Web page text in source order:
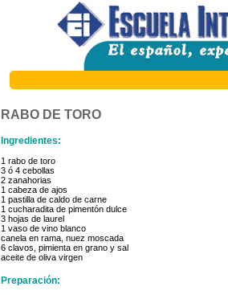
RABO DE TORO
Ingredientes:
1 rabo de toro
3 ó 4 cebollas
2 zanahorias
1 cabeza de ajos
1 pastilla de caldo de carne
1 cucharadita de pimentón dulce
3 hojas de laurel
1 vaso de vino blanco
canela en rama, nuez moscada
6 clavos, pimienta en grano y sal
aceite de oliva virgen
Preparación: